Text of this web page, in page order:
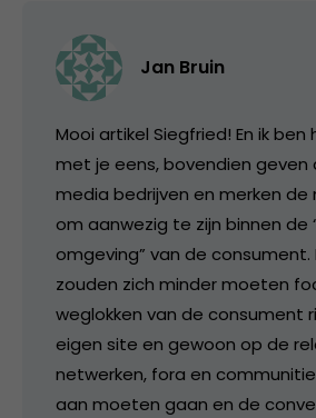
Jan Bruin
Mooi artikel Siegfried! En ik
met je eens, bovendien geven
media bedrijven en merken de
om aanwezig te zijn binnen de
omgeving” van de consument.
zouden zich minder moeten
weglokken van de consument
eigen site en gewoon op de
netwerken, fora en
aan moeten gaan en de